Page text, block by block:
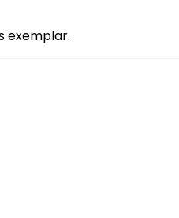
exemplar.